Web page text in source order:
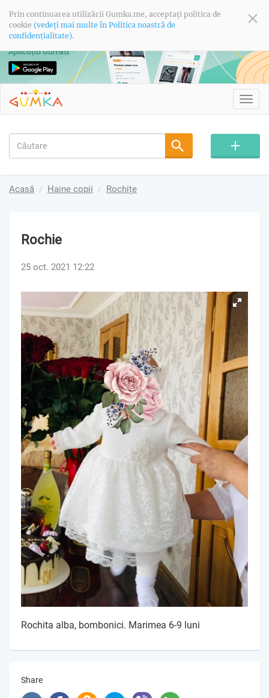
Prin continuarea utilizării Gumka.me, acceptați politica de
cookie (vedeți mai multe în Politica noastră de
confidențialitate).
Acasă Haine copii Rochițe
Rochie
25 oct. 2021 12:22
Rochita alba, bombonici. Marimea 6-9 luni
Share